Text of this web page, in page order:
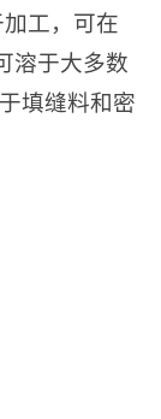
工，可在
溶于大多数
填缝料和密